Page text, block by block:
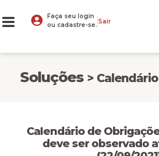
Faça seu login
ou cadastre-se. Sair
Soluções >
Calendário de
deve ser observado